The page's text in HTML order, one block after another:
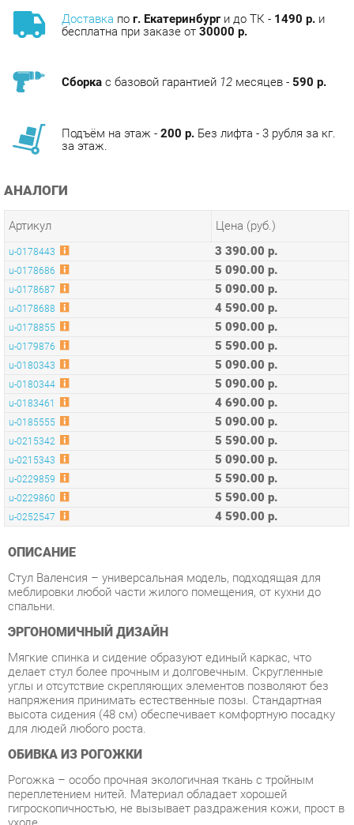
с базовой гарантией месяцев -
Подъём на этаж -200 р.Без лифта - 3 рубля за кг.
АНАЛОГИ
u-0178686 5 090.00 р.
u-0178688 4 590.00 р.
u-0178855 5 090.00 р.
u-0179876 5 590.00 р.
u-0180343 5 090.00 р.
u-0180344 5 090.00 р.
u-0183461 4 690.00 р.
u-0185555 5 090.00 р.
u-0215342 5 590.00 р.
u-0215343 5 090.00 р.
u-0229859 5 590.00 р.
u-0229860 5 590.00 р.
u-0252547 4 590.00 р.
ОПИСАНИЕ
Стул Валенсия – универсальная модель, подходящая для
меблировки любой части жилого помещения, от кухни до
спальни.
Мягкие спинка и сидение образуют единый каркас, что
делает стул более прочным и долговечным. Скругленные
напряжения принимать естественные позы. Стандартная
для людей любого роста.
ОБИВКА ИЗ РОГОЖКИ
Рогожка – особо прочная экологичная ткань с тройным
переплетением нитей. Материал обладает хорошей
гигроскопичностью, не вызывает раздражения кожи, прост в
уходе.
МЕТАЛЛИЧЕСКИЕ НОЖКИ С ПРИНТОМ ПОД ДЕРЕВО
Опора и ножки стула выполнены из металла, окрашенного в
цвет натурального дерева.